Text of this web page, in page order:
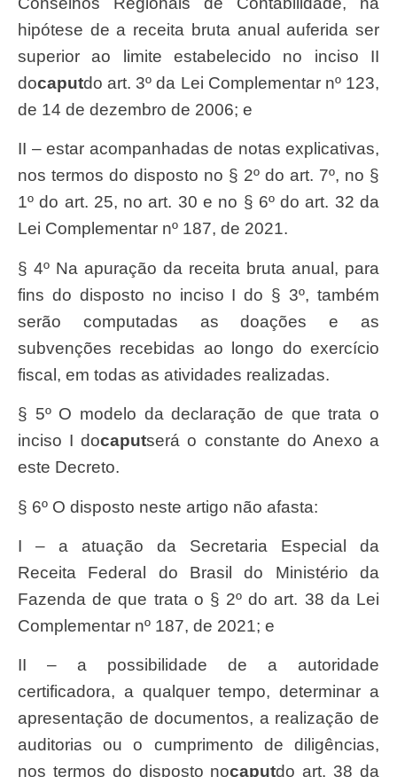
hipótese de a receita bruta anual auferida ser
superior ao limite estabelecido no inciso II
docaputdo art. 3º da Lei Complementar nº 123,
de 14 de dezembro de 2006; e
II – estar acompanhadas de notas explicativas,
nos termos do disposto no § 2º do art. 7º, no §
1º do art. 25, no art. 30 e no § 6º do art. 32 da
Lei Complementar nº 187, de 2021.
§ 4º Na apuração da receita bruta anual, para
fins do disposto no inciso I do § 3º, também
serão computadas as doações e as
subvenções recebidas ao longo do exercício
fiscal, em todas as atividades realizadas.
§ 5º O modelo da declaração de que trata o
inciso I do caputserá o constante do Anexo a
este Decreto.
§ 6º O disposto neste artigo não afasta:
I – a atuação da Secretaria Especial da
Receita Federal do Brasil do Ministério da
Fazenda de que trata o § 2º do art. 38 da Lei
Complementar nº 187, de 2021; e
II – a possibilidade de a autoridade
certificadora, a qualquer tempo, determinar a
apresentação de documentos, a realização de
auditorias ou o cumprimento de diligências,
nos termos do disposto nocaputdo art. 38 da